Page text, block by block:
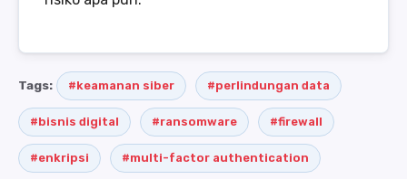
Tags: #keamanan siber #perlindungan data
#bisnis digital #ransomware #firewall
#enkripsi #multi-factor authentication